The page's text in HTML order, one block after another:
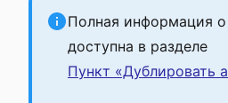
Полная информация о
доступна в разделе
Пункт «Дублировать